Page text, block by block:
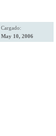
Cargado:
May 10, 2006